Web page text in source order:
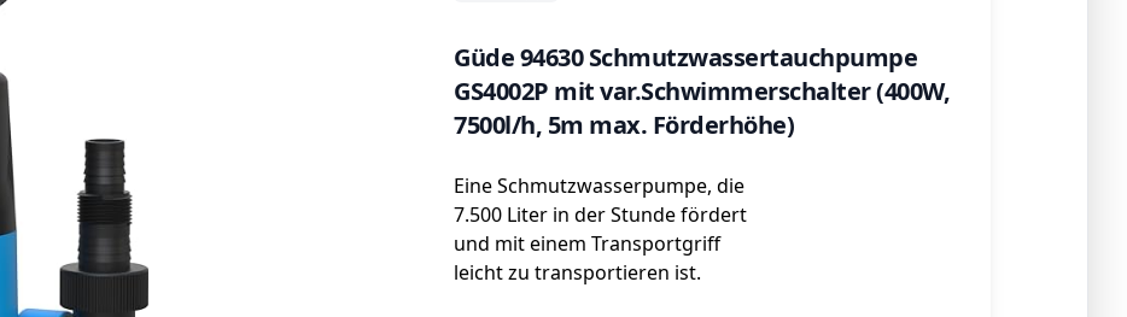
Güde 94630 Schmutzwassertauchpumpe
GS4002P mit var.Schwimmerschalter (400W,
7500l/h, 5m max. Förderhöhe)
Eine Schmutzwasserpumpe, die
7.500 Liter in der Stunde fördert
und mit einem Transportgriff
leicht zu transportieren ist.